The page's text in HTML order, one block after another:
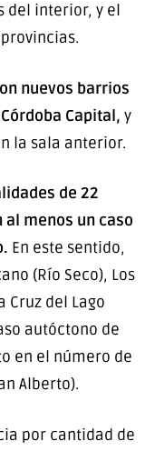
del interior, y el
nuevos barrios
Capital, y
la sala anterior.
de 22
menos un caso
En este sentido,
(Río Seco), Los
Cruz del Lago
autóctono de
en el número de
Alberto).
por cantidad de